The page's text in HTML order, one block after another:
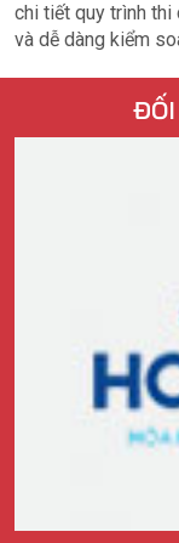
chi tiết quy trình thi
và dễ dàng kiểm
ĐỐI